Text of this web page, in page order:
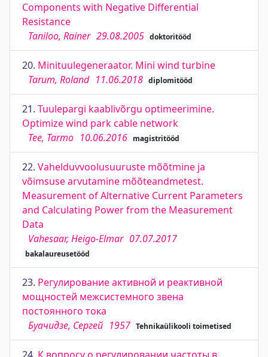
Components with Negative Differential
Resistance
Taniloo, Rainer 29.08.2005 doktoritööd
20. Minituulegeneraator. Mini wind turbine
Tarum, Roland 11.06.2018 diplomitööd
21. Tuulepargi kaablivõrgu optimeerimine.
Optimize wind park cable network
Tee, Tarmo 10.06.2016 magistritööd
22. Vahelduvvoolusuuruste mõõtmine ja
võimsuse arvutamine mõõteandmetest.
Measurement of Alternative Current Parameters
and Calculating Power from the Measurement
Data
Vahesaar, Heigo-Elmar 07.07.2017
bakalaureusetööd
23. Регулирование активной и реактивной
мощностей межсистемного звена
постоянного тока
Буачидзе, Сергей 1957 Tehnikaülikooli toimetised